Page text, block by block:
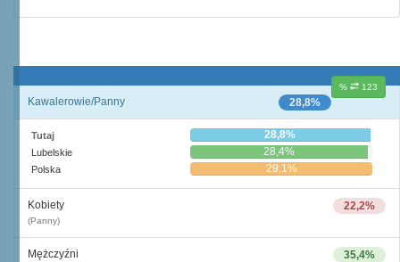
% 123
28,8%
Kawalerowie/Panny
Tutaj 28,8%
Lubelskie 28,4%
Polska 29,1%
22,2%
Kobiety
(Panny)
35,4%
Mężczyźni